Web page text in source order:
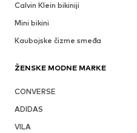
Calvin Klein bikiniji
Mini bikini
Kaubojske čizme smeđa
ŽENSKE MODNE MARKE
CONVERSE
ADIDAS
VILA